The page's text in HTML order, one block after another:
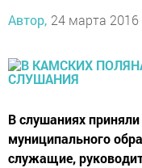
Автор, 24 марта 2016
В слушаниях
муниципального
служащие,